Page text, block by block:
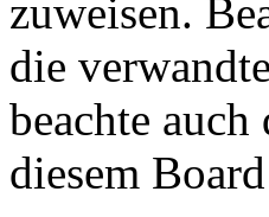
zuweisen.
die
beachte
diesem